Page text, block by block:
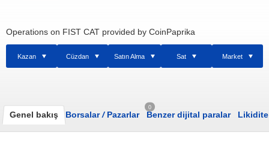
Operations on FIST CAT provided by CoinPaprika
Kazan Cüzdan Satın Alma Sat Market
Genel bakış Borsalar/Pazarlar
0
Benzer dijital paralar Likidite